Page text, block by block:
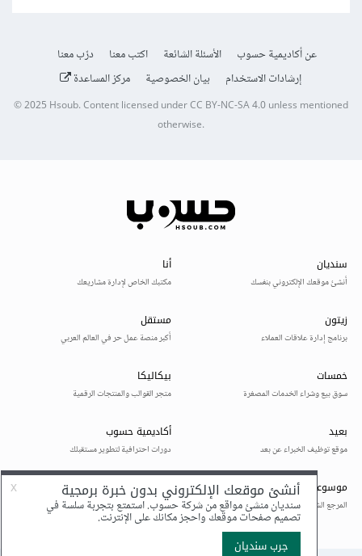
عن أكاديمية حسوب الأسئلة الشائعة اكتب معنا
درّب معنا
إرشادات الاستخدام
بيان الخصوصية مركز المساعدة
© 2025Hsoub.Content licensed underCC BY-NC-SA 4.0unless mentioned
otherwise.